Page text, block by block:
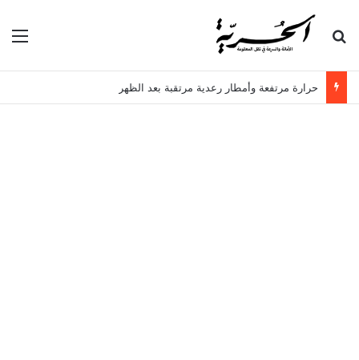
بحث عن
حرارة مرتفعة وأمطار رعدية مرتقبة بعد الظهر